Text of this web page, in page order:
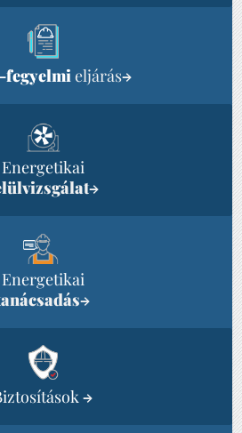
eljárás→
Energetikai
→
Energetikai
→
→